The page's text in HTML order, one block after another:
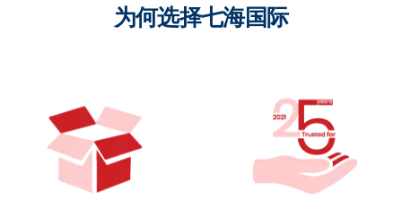
为何选择七海国际